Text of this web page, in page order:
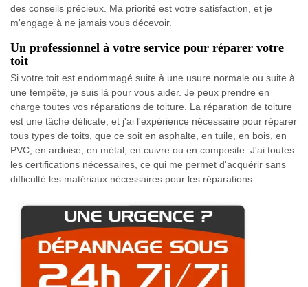
des conseils précieux. Ma priorité est votre satisfaction, et je
m'engage à ne jamais vous décevoir.
Un professionnel à votre service pour réparer votre
toit
Si votre toit est endommagé suite à une usure normale ou suite à
une tempête, je suis là pour vous aider. Je peux prendre en
charge toutes vos réparations de toiture. La réparation de toiture
est une tâche délicate, et j'ai l'expérience nécessaire pour réparer
tous types de toits, que ce soit en asphalte, en tuile, en bois, en
PVC, en ardoise, en métal, en cuivre ou en composite. J'ai toutes
les certifications nécessaires, ce qui me permet d'acquérir sans
difficulté les matériaux nécessaires pour les réparations.